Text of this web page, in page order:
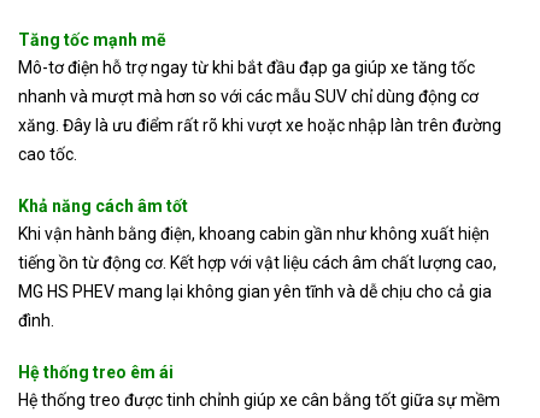
Tăng tốc mạnh mẽ
Mô-tơ điện hỗ trợ ngay từ khi bắt đầu đạp ga giúp xe tăng tốc
nhanh và mượt mà hơn so với các mẫu SUV chỉ dùng động cơ
xăng. Đây là ưu điểm rất rõ khi vượt xe hoặc nhập làn trên đường
cao tốc.
Khả năng cách âm tốt
Khi vận hành bằng điện, khoang cabin gần như không xuất hiện
tiếng ồn từ động cơ. Kết hợp với vật liệu cách âm chất lượng cao,
MG HS PHEV mang lại không gian yên tĩnh và dễ chịu cho cả gia
đình.
Hệ thống treo êm ái
Hệ thống treo được tinh chỉnh giúp xe cân bằng tốt giữa sự mềm